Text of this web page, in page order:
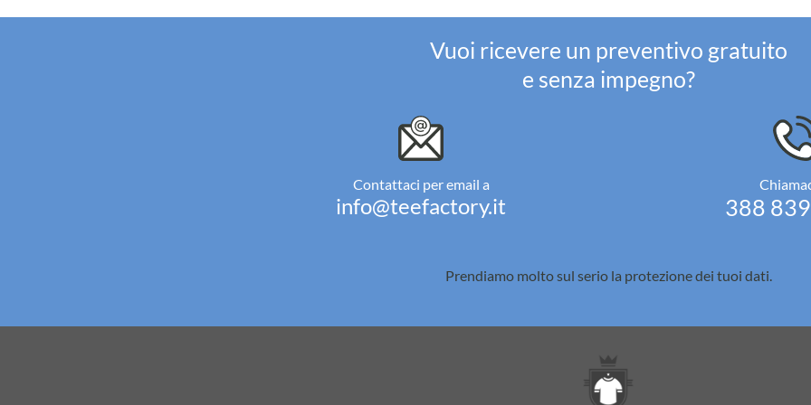
Vuoi ricevere un preventivo gratuito
e senza impegno?
Contattaci per email a
info@teefactory.it 388
Prendiamo molto sul serio la protezione dei tuoi dati.